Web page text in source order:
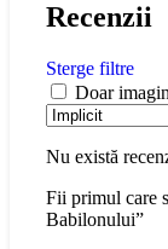
Recenzii
Sterge filtre
Doar
Nu există
Fii primul care
Babilonului”